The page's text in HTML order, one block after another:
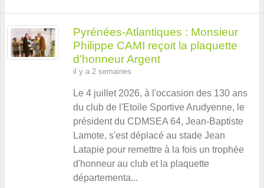
Pyrénées-Atlantiques : Monsieur
Philippe CAMI reçoit la plaquette
d'honneur Argent
il y a 2 semaines
Le 4 juillet 2026, à l'occasion des 130 ans
du club de l'Etoile Sportive Arudyenne, le
président du CDMSEA 64, Jean-Baptiste
Lamote, s'est déplacé au stade Jean
Latapie pour remettre à la fois un trophée
d'honneur au club et la plaquette
départementa...